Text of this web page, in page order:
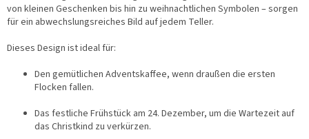
e
n
e
i
von kleinen Geschenken bis hin zu weihnachtlichen Symbolen – sorgen
für ein abwechslungsreiches Bild auf jedem Teller.
Dieses Design ist ideal für:
Den gemütlichen Adventskaffee, wenn draußen die ersten
Flocken fallen.
Das festliche Frühstück am 24. Dezember, um die Wartezeit auf
das Christkind zu verkürzen.